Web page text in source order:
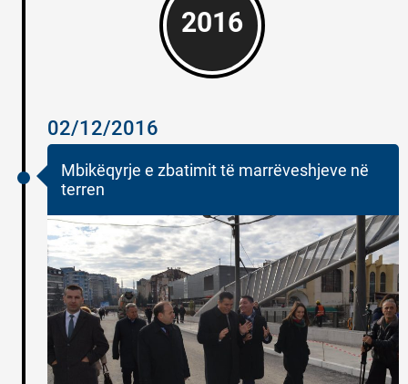
2016
02/12/2016
Mbikëqyrje e zbatimit të marrëveshjeve në
terren